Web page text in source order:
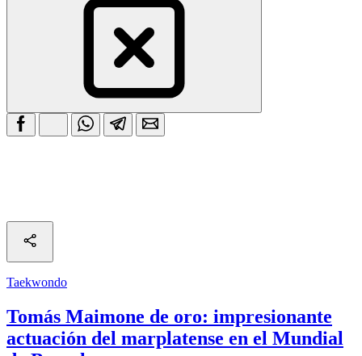
Taekwondo
Tomás Maimone de oro: impresionante
actuación del marplatense en el Mundial